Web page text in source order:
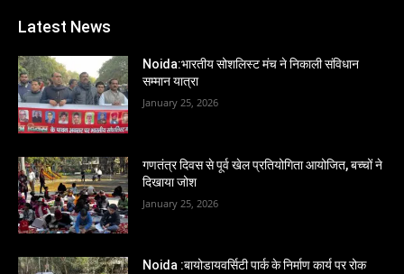
Latest News
Noida:भारतीय सोशलिस्ट मंच ने निकाली संविधान
सम्मान यात्रा
January 25, 2026
गणतंत्र दिवस से पूर्व खेल प्रतियोगिता आयोजित, बच्चों ने
दिखाया जोश
January 25, 2026
Noida :बायोडायवर्सिटी पार्क के निर्माण कार्य पर रोक